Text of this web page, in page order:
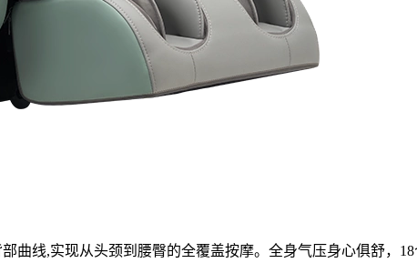
曲线,实现从头颈到腰臀的全覆盖按摩。全身气压身心俱舒，